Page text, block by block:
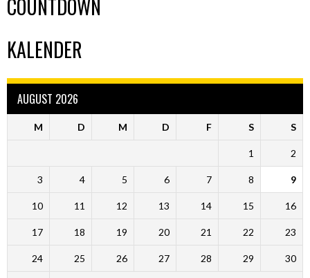
COUNTDOWN
KALENDER
AUGUST 2026
M D M D F S S
1 2
3 4 5 6 7 8 9
10 11 12 13 14 15 16
17 18 19 20 21 22 23
24 25 26 27 28 29 30